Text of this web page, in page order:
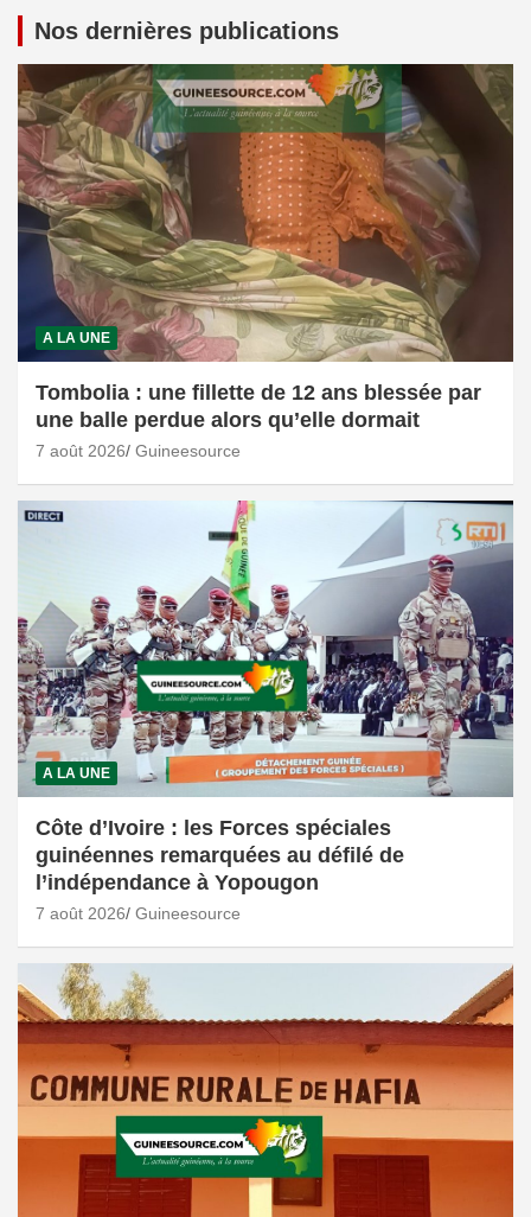
Nos dernières publications
A LA UNE
Tombolia : une fillette de 12 ans blessée par
une balle perdue alors qu’elle dormait
7 août 2026 Guineesource
A LA UNE
Côte d’Ivoire : les Forces spéciales
guinéennes remarquées au défilé de
l’indépendance à Yopougon
7 août 2026 Guineesource